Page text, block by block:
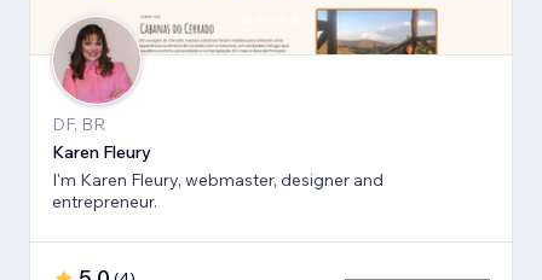
DF, BR
Karen Fleury
I'm Karen Fleury, webmaster, designer and
entrepreneur.